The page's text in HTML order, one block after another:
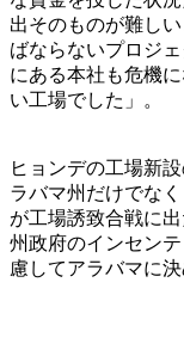
出そのものが難し
ばならないプロジ
にある本社も危機
い工場でした」。
ヒョンデの工場新
ラバマ州だけでな
が工場誘致合戦に
州政府のインセン
慮してアラバマに